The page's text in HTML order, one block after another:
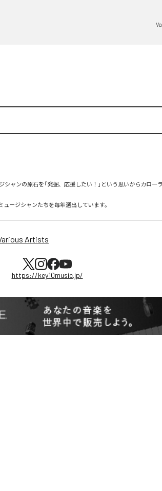
ャンの原石を「発掘、応援したい！」という思いからカロー
ージシャンたちを毎年選出しています。
Artists
https://key10music.jp/